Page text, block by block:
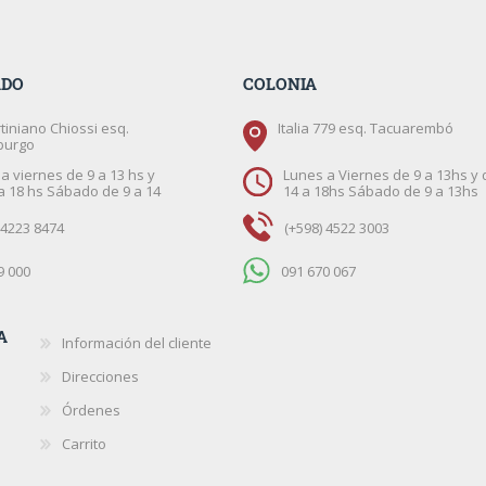
Chiossi esq.
viernes de 9 a 13 hs y
18 hs Sábado de 9 a 14
8474
000
COLONIA
Italia 779 esq. Tacuarembó
Lunes a Viernes de 9 a 13hs y
14 a 18hs Sábado de 9 a 13hs
(+598) 4522 3003
091 670 067
Información del cliente
Direcciones
Órdenes
Carrito